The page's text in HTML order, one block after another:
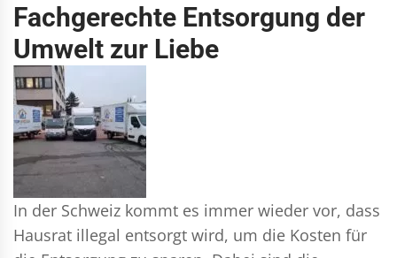
Fachgerechte Entsorgung der
Umwelt zur Liebe
In der Schweiz kommt es immer wieder vor, dass
Hausrat illegal entsorgt wird, um die Kosten für